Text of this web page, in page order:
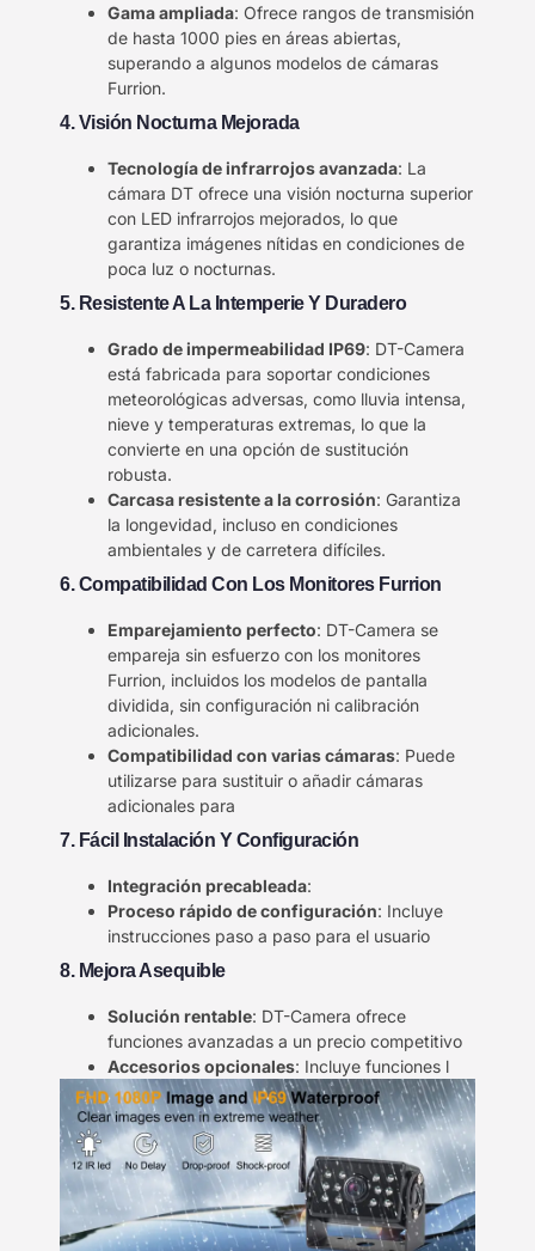
Gama ampliada: Ofrece rangos de transmisión
de hasta 1000 pies en áreas abiertas,
superando a algunos modelos de cámaras
Furrion.
4. Visión Nocturna Mejorada
Tecnología de infrarrojos avanzada: La
cámara DT ofrece una visión nocturna superior
con LED infrarrojos mejorados, lo que
garantiza imágenes nítidas en condiciones de
poca luz o nocturnas.
5. Resistente A La Intemperie Y Duradero
Grado de impermeabilidad IP69: DT-Camera
está fabricada para soportar condiciones
meteorológicas adversas, como lluvia intensa,
nieve y temperaturas extremas, lo que la
convierte en una opción de sustitución
robusta.
Carcasa resistente a la corrosión: Garantiza
la longevidad, incluso en condiciones
ambientales y de carretera difíciles.
6. Compatibilidad Con Los Monitores Furrion
Emparejamiento perfecto: DT-Camera se
empareja sin esfuerzo con los monitores
Furrion, incluidos los modelos de pantalla
dividida, sin configuración ni calibración
adicionales.
Compatibilidad con varias cámaras: Puede
utilizarse para sustituir o añadir cámaras
adicionales para
7. Fácil Instalación Y Configuración
Integración precableada:
Proceso rápido de configuración: Incluye
instrucciones paso a paso para el usuario
8. Mejora Asequible
Solución rentable: DT-Camera ofrece
funciones avanzadas a un precio competitivo
Accesorios opcionales: Incluye funciones l